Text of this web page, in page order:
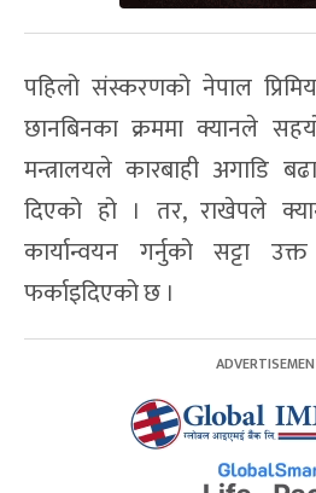
पहिलो संस्करणको नेपाल
छानबिनका क्रममा क्यानले
मन्त्रालयले कारबाही अगाडि
दिएको हो । तर, राखेपले
कार्यान्वयन गर्नुको सट्टा
फर्काइदिएको छ ।